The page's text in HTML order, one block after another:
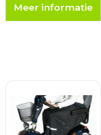
nemen. Gebruik het
Meer informatie